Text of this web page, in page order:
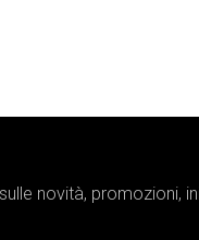
novità, promozioni,